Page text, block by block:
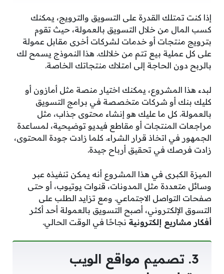
إذا كنت تمتلك القدرة على التسويق والترويج، يمكنك
كسب المال من خلال التسويق بالعمولة، حيث تقوم
بترويج منتجات أو خدمات لشركات أخرى مقابل عمولة
على كل عملية بيع تتم من خلالك. هذا النموذج يسمح لك
بالربح دون الحاجة إلى امتلاك منتجاتك الخاصة.
لبدء هذا المشروع، يمكنك اختيار منصة مثل أمازون أو
كليك بنك أو شركات متخصصة في برامج التسويق
بالعمولة. كل ما عليك هو إنشاء محتوى جذاب، مثل
مراجعات المنتجات أو مقاطع فيديو توضيحية، لمساعدة
الجمهور في اتخاذ قرار الشراء. كلما زادت جودة المحتوى،
زادت فرصك في تحقيق أرباح جيدة.
الميزة الكبرى في هذا المشروع أنه يمكن تنفيذه عبر
وسائل متعددة مثل المدونات، قنوات يوتيوب، أو حتى
صفحات التواصل الاجتماعي. ومع تزايد الطلب على
التسوق الإلكتروني، أصبح التسويق بالعمولة أحد أكثر
أفكار مشاريع إلكترونية نجاحًا في الوقت الحالي.
3. تصميم مواقع الويب